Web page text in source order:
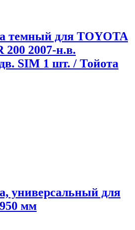
темный для TOYOTA
2007-н.в.
SIM 1 шт. / Тойота
универсальный для
мм